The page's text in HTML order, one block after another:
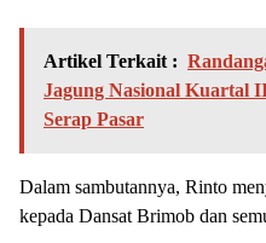
Artikel Terkait :
Jagung Nasional Kuartal
Serap Pasar
Dalam sambutannya, Rinto
kepada Dansat Brimob dan